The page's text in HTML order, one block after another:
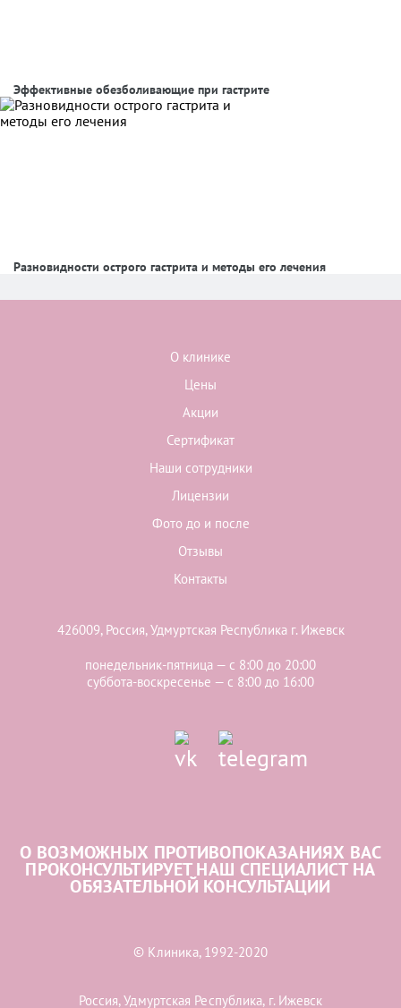
Эффективные обезболивающие при гастрите
Разновидности острого гастрита и методы его лечения
О клинике
Цены
Акции
Сертификат
Наши сотрудники
Лицензии
Фото до и после
Отзывы
Контакты
426009, Россия, Удмуртская Республика г. Ижевск
понедельник-пятница — с 8:00 до 20:00
суббота-воскресенье — с 8:00 до 16:00
О ВОЗМОЖНЫХ ПРОТИВОПОКАЗАНИЯХ ВАС
ПРОКОНСУЛЬТИРУЕТ НАШ СПЕЦИАЛИСТ НА
ОБЯЗАТЕЛЬНОЙ КОНСУЛЬТАЦИИ
© Клиника, 1992-2020
Россия, Удмуртская Республика, г. Ижевск